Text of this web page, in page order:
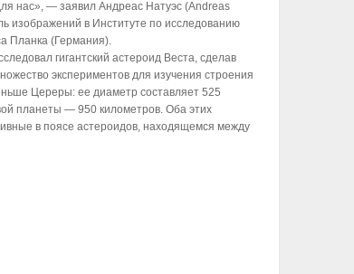
нас», — заявил Андреас Натуэс (Andreas
изображений в Институте по исследованию
Планка (Германия).
гигантский астероид Веста, сделав
экспериментов для изучения строения
Цереры: ее диаметр составляет 525
планеты — 950 километров. Оба этих
в поясе астероидов, находящемся между